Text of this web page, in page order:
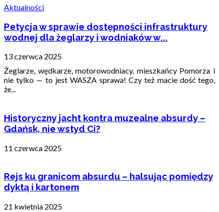
Aktualności
Petycja w sprawie dostępności infrastruktury
wodnej dla żeglarzy i wodniaków w...
13 czerwca 2025
Żeglarze, wędkarze, motorowodniacy, mieszkańcy Pomorza i
nie tylko — to jest WASZA sprawa! Czy też macie dość tego,
że...
Historyczny jacht kontra muzealne absurdy –
Gdańsk, nie wstyd Ci?
11 czerwca 2025
Rejs ku granicom absurdu – halsując pomiędzy
dyktą i kartonem
21 kwietnia 2025